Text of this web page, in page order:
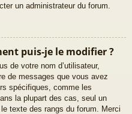
un administrateur du forum.
puis-je le modifier ?
de votre nom d’utilisateur,
de messages que vous avez
spécifiques, comme les
la plupart des cas, seul un
texte des rangs du forum. Merci